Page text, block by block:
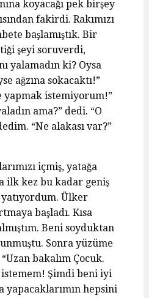
koyacağı pek birşey
fakirdi. Rakımızı
başlamıştık. Bir
şeyi soruverdi,
yalamadın ki? Oysa
ağzına sokacaktı!”
yapmak istemiyorum!”
ama?” dedi. “O
“Ne alakası var?”
içmiş, yatağa
ilk kez bu kadar geniş
Ülker
başladı. Kısa
Beni soyduktan
Sonra yüzüme
bakalım Çocuk.
Şimdi beni iyi
yapacaklarımın hepsini